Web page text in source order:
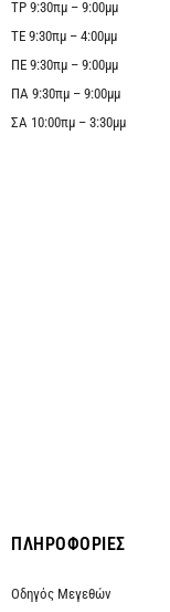
ΤΡ 9:30πμ – 9:00μμ
ΤΕ 9:30πμ – 4:00μμ
ΠΕ 9:30πμ – 9:00μμ
ΠΑ 9:30πμ – 9:00μμ
ΣΑ 10:00πμ – 3:30μμ
ΠΛΗΡΟΦΟΡΙΕΣ
Οδηγός Μεγεθών